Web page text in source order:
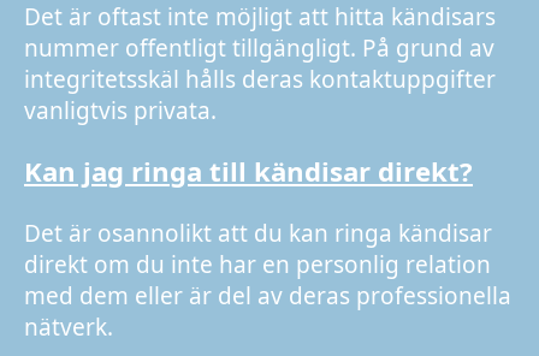
Det är oftast inte möjligt att hitta kändisars
nummer offentligt tillgängligt. På grund av
integritetsskäl hålls deras kontaktuppgifter
vanligtvis privata.
Kan jag ringa till kändisar direkt?
Det är osannolikt att du kan ringa kändisar
direkt om du inte har en personlig relation
med dem eller är del av deras professionella
nätverk.